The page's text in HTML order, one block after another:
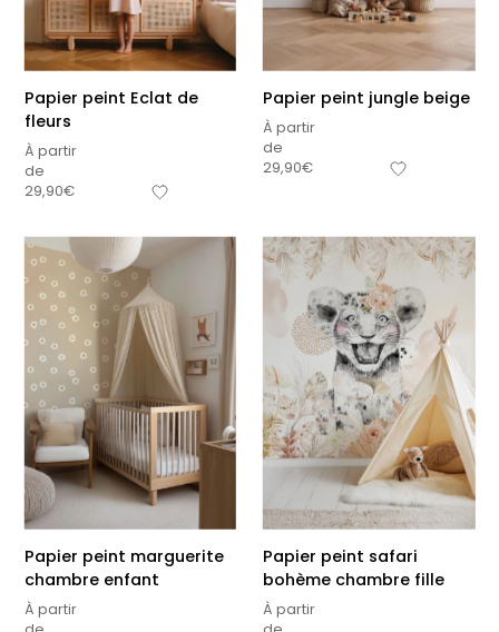
personnalisable
À partir
de
34,90€
enfant
de
14,90 €
Papier peint Eclat de
fleurs
À partir
de
29,90€
Papier peint jungle beige
À partir
de
29,90€
Papier peint marguerite
chambre enfant
À partir
Papier peint safari
bohème chambre fille
À partir